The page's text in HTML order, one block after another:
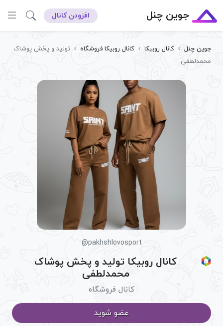
جوین چنل افزودن کانال
جوین چنل › کانال روبیکا › کانال روبیکا فروشگاه › تولید و پخش پوشاک
محمدلطفی
@pakhshlovosport
کانال روبیکا تولید و پخش پوشاک
محمدلطفی
کانال فروشگاه
عضو شوید